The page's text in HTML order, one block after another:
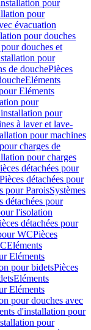
pour
pour
évacuation
pour douches
douches et
pour
de douchePièces
Eléments
Eléments
pour
pour
à laver et lave-
pour machines
charges de
pour charges
détachées pour
Pièces détachées pour
pour ParoisSystèmes
détachées pour
l'isolation
détachées pour
WCPièces
Eléments
Eléments
pour bidetsPièces
Eléments
Eléments
pour douches avec
d'installation pour
pour